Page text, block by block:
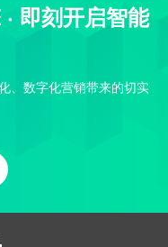
即刻开启智能
、数字化营销带来的切实